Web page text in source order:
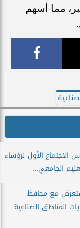
مما أسهم
الاجتماع الأول لرؤساء
الجامعي...
مع محافظ
المناطق الصناعية